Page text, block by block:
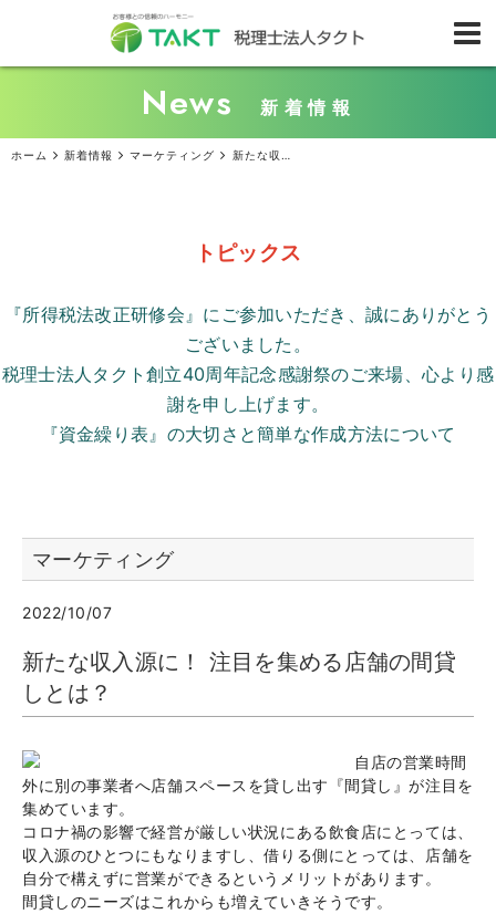
News 新着情報
ホーム 新着情報 マーケティング 新たな収入源に！ 注目を集める店舗の間貸しとは？
トピックス
『所得税法改正研修会』にご参加いただき、誠にありがとう
ございました。
税理士法人タクト創立40周年記念感謝祭のご来場、心より感
謝を申し上げます。
『資金繰り表』の大切さと簡単な作成方法について
マーケティング
2022/10/07
新たな収入源に！ 注目を集める店舗の間貸
しとは？
自店の営業時間
外に別の事業者へ店舗スペースを貸し出す『間貸し』が注目を
集めています。
コロナ禍の影響で経営が厳しい状況にある飲食店にとっては、
収入源のひとつにもなりますし、借りる側にとっては、店舗を
自分で構えずに営業ができるというメリットがあります。
間貸しのニーズはこれからも増えていきそうです。